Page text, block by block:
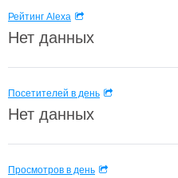
Рейтинг Alexa
Нет данных
Посетителей в день
Нет данных
Просмотров в день